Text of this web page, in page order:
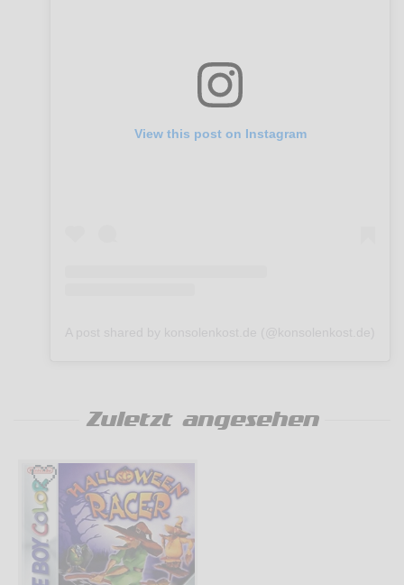
View this post on Instagram
Zuletzt angesehen